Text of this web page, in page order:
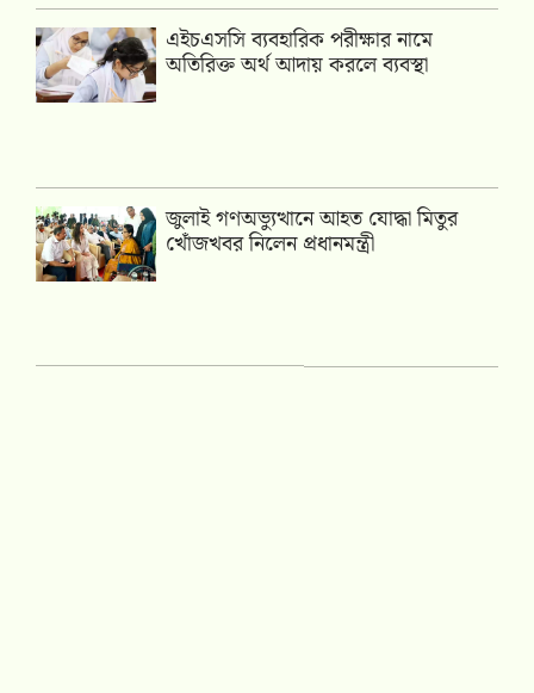
এইচএসসি ব্যবহারিক পরীক্ষার নামে
অতিরিক্ত অর্থ আদায় করলে ব্যবস্থা
জুলাই গণঅভ্যুত্থানে আহত যোদ্ধা মিতুর
খোঁজখবর নিলেন প্রধানমন্ত্রী